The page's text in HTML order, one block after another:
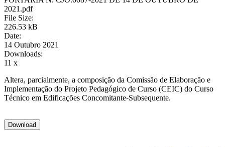
2021.pdf
File Size:
226.53 kB
Date:
14 Outubro 2021
Downloads:
11 x
Altera, parcialmente, a composição da Comissão de Elaboração e
Implementação do Projeto Pedagógico de Curso (CEIC) do Curso
Técnico em Edificações Concomitante-Subsequente.